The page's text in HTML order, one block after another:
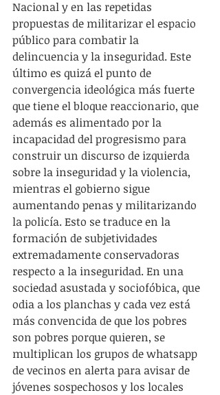
Nacional y en las repetidas
propuestas de militarizar el espacio
público para combatir la
delincuencia y la inseguridad. Este
último es quizá el punto de
convergencia ideológica más fuerte
que tiene el bloque reaccionario, que
además es alimentado por la
incapacidad del progresismo para
construir un discurso de izquierda
sobre la inseguridad y la violencia,
mientras el gobierno sigue
aumentando penas y militarizando
la policía. Esto se traduce en la
formación de subjetividades
extremadamente conservadoras
respecto a la inseguridad. En una
sociedad asustada y sociofóbica, que
odia a los planchas y cada vez está
más convencida de que los pobres
son pobres porque quieren, se
multiplican los grupos de whatsapp
de vecinos en alerta para avisar de
jóvenes sospechosos y los locales